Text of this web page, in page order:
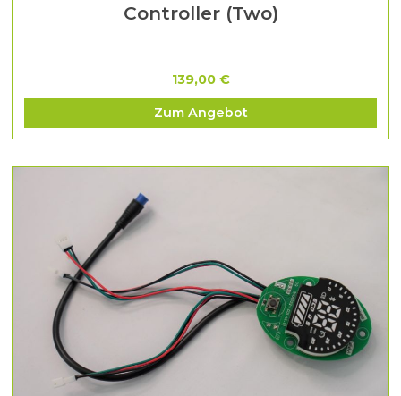
Controller (Two)
139,00 €
Zum Angebot